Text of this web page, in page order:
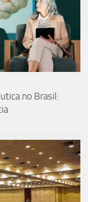
no Brasil: